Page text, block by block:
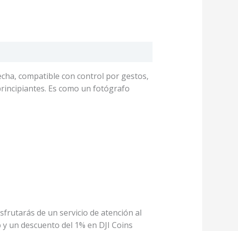
, compatible con control por gestos,
Es como un fotógrafo
de un servicio de atención al
descuento del 1% en DJI Coins